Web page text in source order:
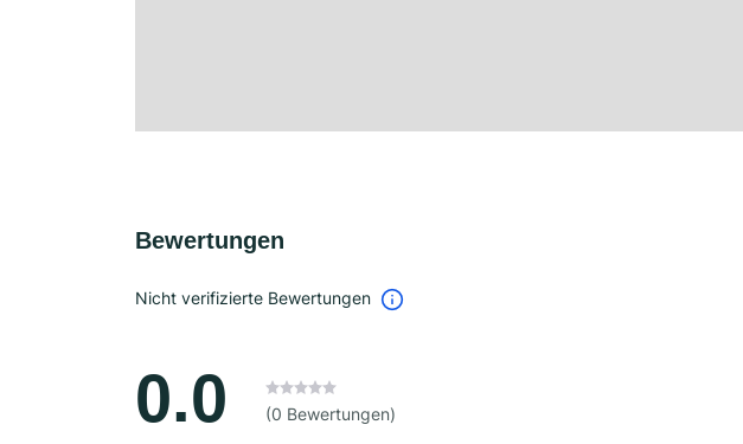
Bewertungen
Nicht verifizierte Bewertungen
0.0 (0 Bewertungen)